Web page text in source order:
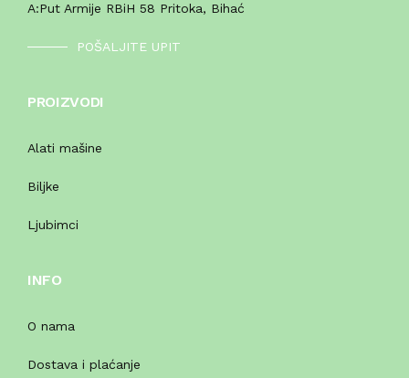
A:Put Armije RBiH 58 Pritoka, Bihać
POŠALJITE UPIT
PROIZVODI
Alati mašine
Biljke
Ljubimci
INFO
O nama
Dostava i plaćanje